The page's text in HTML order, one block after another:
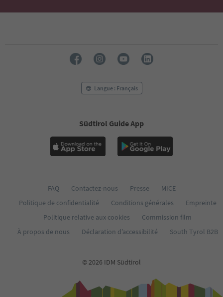
Langue : Français
Südtirol Guide App
FAQ Contactez-nous Presse
MICE
Politique de confidentialité
Conditions générales
Empreinte
Politique relative aux cookies
Commission film
À propos de nous
Déclaration d’accessibilité South Tyrol B2B
© 2026 IDM Südtirol